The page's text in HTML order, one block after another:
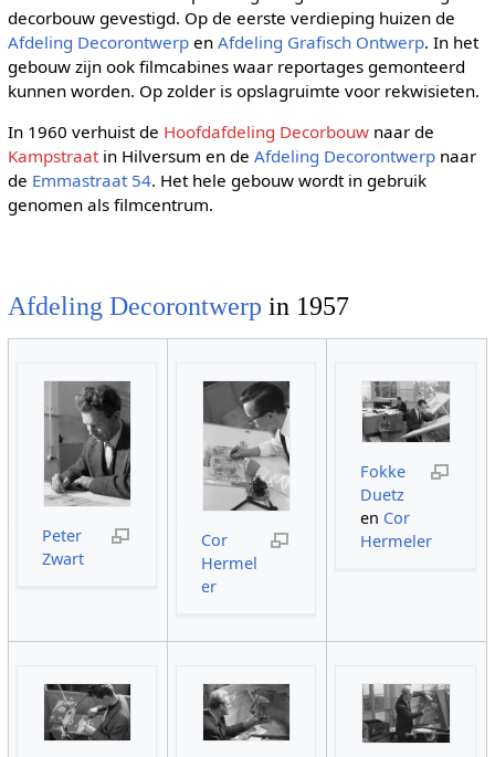
decorbouw gevestigd. Op de eerste verdieping huizen de
Afdeling Decorontwerpen Afdeling Grafisch Ontwerp. In het
gebouw zijn ook filmcabines waar reportages gemonteerd
kunnen worden. Op zolder is opslagruimte voor rekwisieten.
In 1960 verhuist de Hoofdafdeling Decorbouwnaar de
Kampstraatin Hilversum en de Afdeling Decorontwerpnaar
de Emmastraat 54. Het hele gebouw wordt in gebruik
genomen als filmcentrum.
Afdeling Decorontwerp in 1957
Peter
Zwart
Cor
Hermel
er
Fokke
Duetz
en Cor
Hermeler